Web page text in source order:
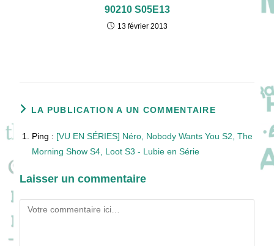
90210 S05E13
13 février 2013
LA PUBLICATION A UN COMMENTAIRE
Ping : [VU EN SÉRIES] Néro, Nobody Wants You S2, The
Morning Show S4, Loot S3 - Lubie en Série
Laisser un commentaire
Comment